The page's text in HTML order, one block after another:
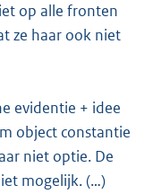
op alle fronten
ze haar ook niet
evidentie + idee
object constantie
niet optie. De
mogelijk. (…)